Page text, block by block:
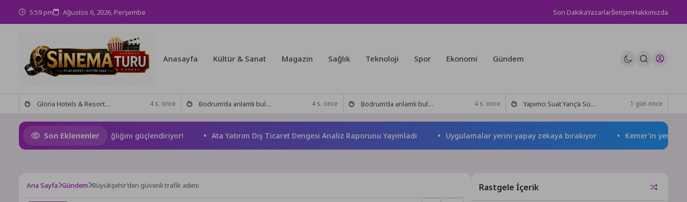
5:59 pm Ağustos 6, 2026, Perşembe Son DakikaYazarlarİletişimHakkımızda
Anasayfa Kültür & Sanat Magazin Sağlık Teknoloji Spor Ekonomi Gündem
Gloria Hotels & Resorts, Ödüllü bar Panda & Sons ile unutulmaz bir Miksoloji Gecesine İmza Attı 4 s. önce Bodrum’da anlamlı buluşma! Özgür Aras’ın çok konuşulan kitabı yeni baskısını Titanic Luxury Collection Bodrum’da kutladı 4 s. önce Bodrum’da anlamlı buluşma! Özgür Aras’ın çok konuşulan kitabı yeni baskısını Titanic Luxury Collection Bodrum’da kutladı 4 s. önce Yapımcı Suat Yanç’a Sürpriz Doğum Günü Kutlaması! 1 gün önce
Son Eklenenler
arkadaşlıkları ruh sağlığını güçlendiriyor! Ata Yatırım Dış Ticaret Dengesi Analiz Raporunu Yayımladı Uygulamalar yerini yapay zekaya bırakıyor Kemer’in yeni simgesi:
Ana Sayfa Gündem Büyükşehir’den güvenli trafik adımı Rastgele İçerik